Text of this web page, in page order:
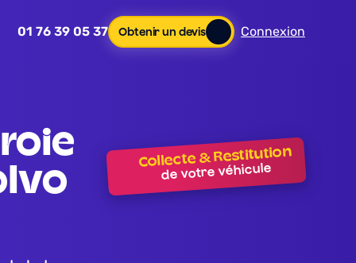
01 76 39 05 37 Obtenir un devis Connexion
Collecte & Restitution
de votre véhicule